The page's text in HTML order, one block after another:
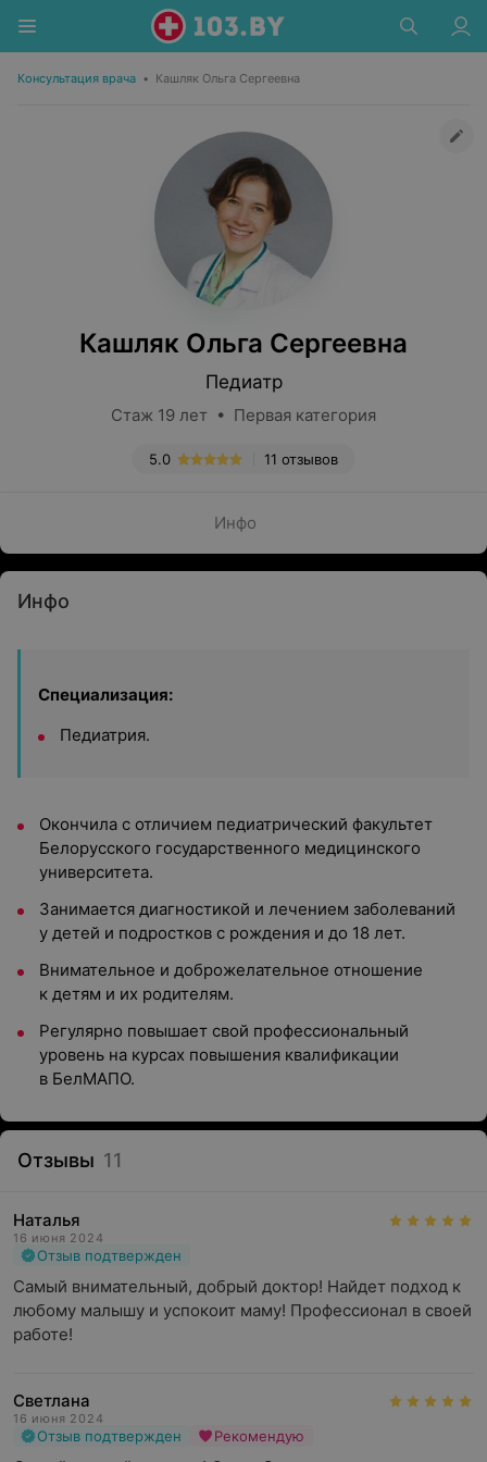
Консультация врача • Кашляк Ольга Сергеевна
Кашляк Ольга Сергеевна
Педиатр
Стаж 19 лет • Первая категория
11 отзывов
5.0
Инфо
Инфо
Специализация:
Педиатрия.
Окончила с отличием педиатрический факультет
Белорусского государственного медицинского
университета.
Занимается диагностикой и лечением заболеваний
у детей и подростков с рождения и до 18 лет.
Внимательное и доброжелательное отношение
к детям и их родителям.
Регулярно повышает свой профессиональный
уровень на курсах повышения квалификации
в БелМАПО.
Отзывы 11
Наталья
16 июня 2024
Отзыв подтвержден
Самый внимательный, добрый доктор! Найдет подход к
любому малышу и успокоит маму! Профессионал в своей
работе!
Светлана
16 июня 2024
Отзыв подтвержден Рекомендую